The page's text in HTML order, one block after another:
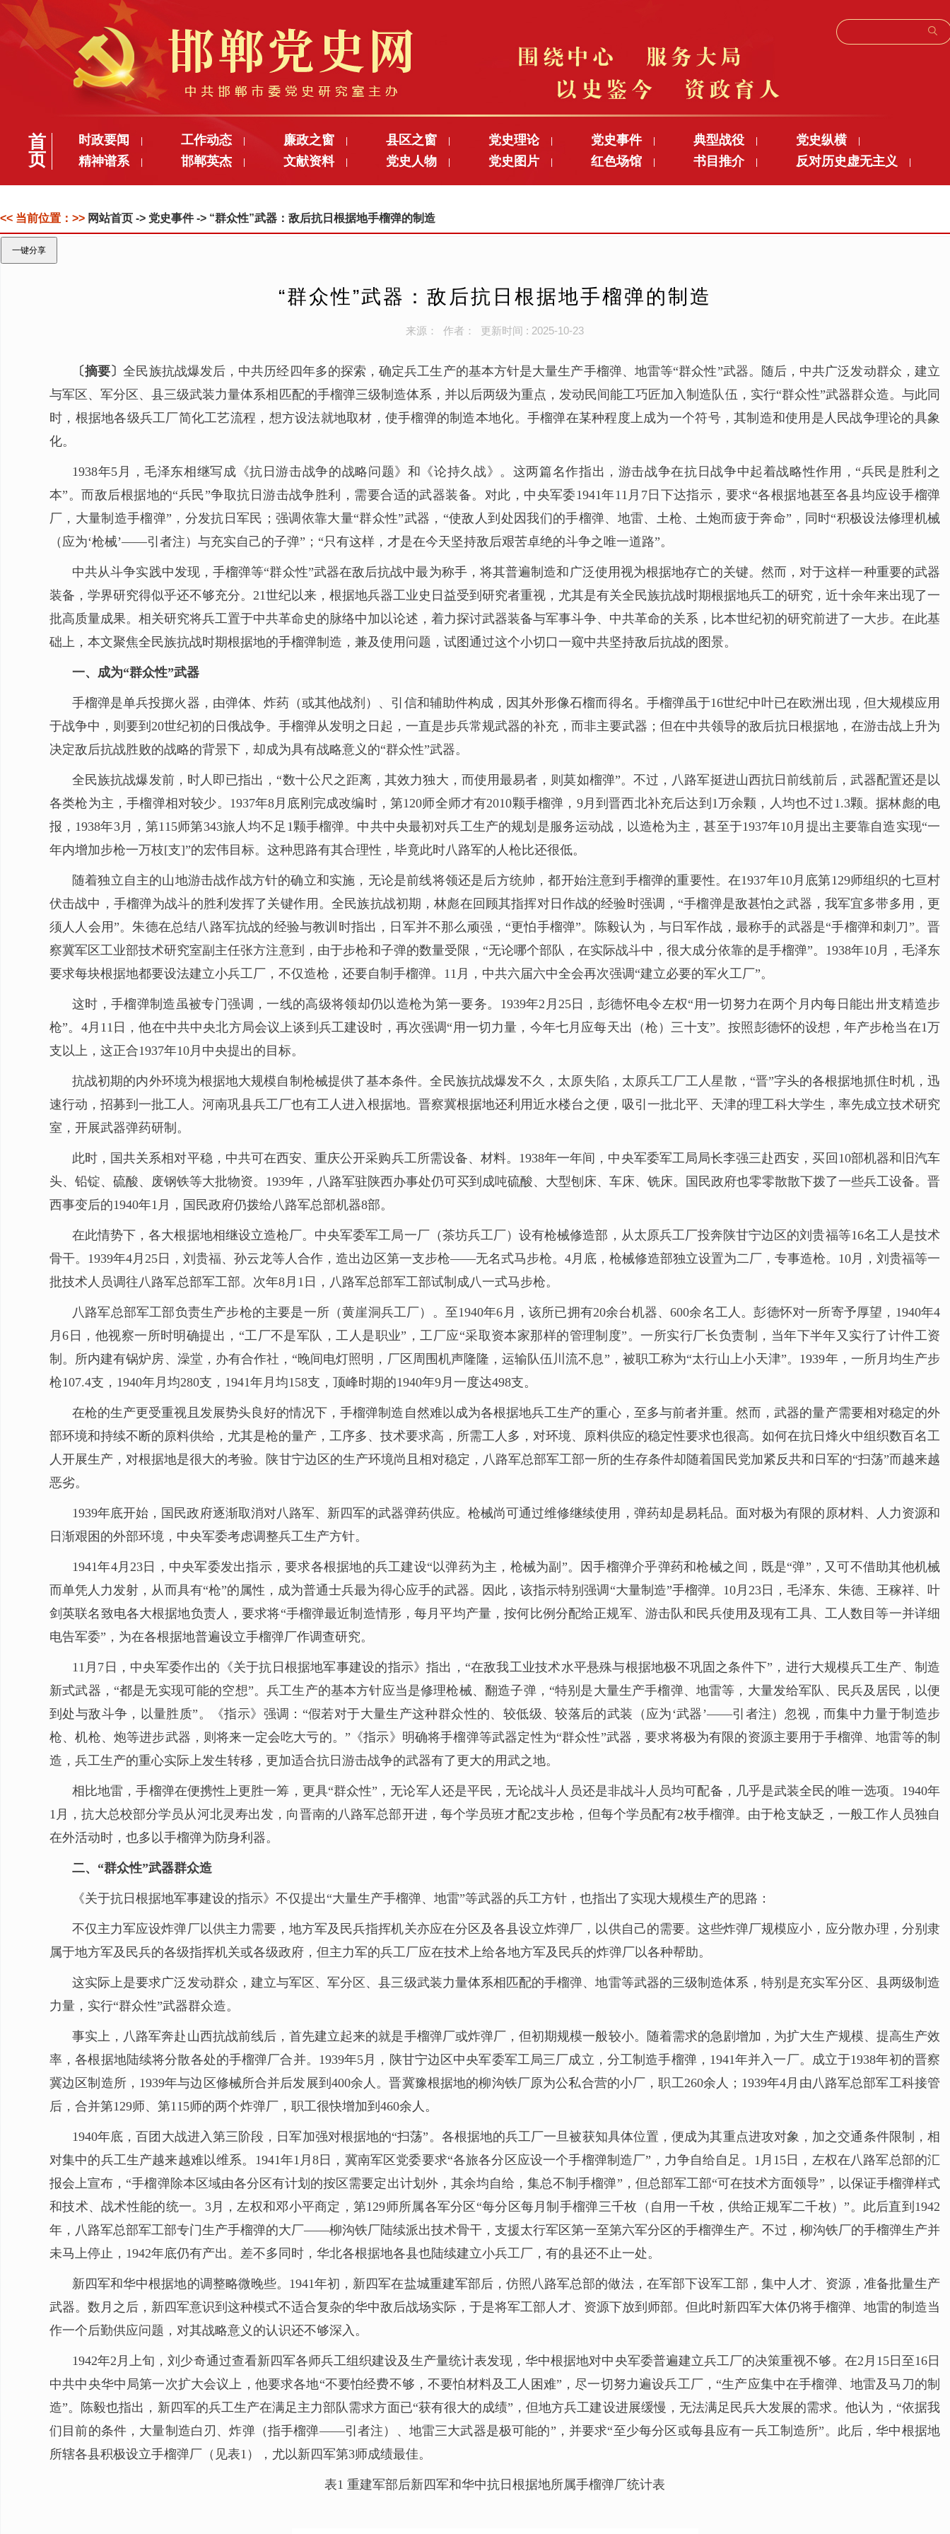
首
页
时政要闻 工作动态 廉政之窗 县区之窗 党史理论 党史事件 典型战役 党史纵横
精神谱系 邯郸英杰 文献资料 党史人物 党史图片 红色场馆 书目推介 反对历史虚无主义
<< 当前位置：>> 网站首页 -> 党史事件 -> “群众性”武器：敌后抗日根据地手榴弹的制造
一键分享
“群众性”武器：敌后抗日根据地手榴弹的制造
来源： 作者： 更新时间 : 2025-10-23
〔摘要〕全民族抗战爆发后，中共历经四年多的探索，确定兵工生产的基本方针是大量生产手榴弹、地雷等“群众性”武器。随后，中共广泛发动群众，建立
与军区、军分区、县三级武装力量体系相匹配的手榴弹三级制造体系，并以后两级为重点，发动民间能工巧匠加入制造队伍，实行“群众性”武器群众造。与此同
时，根据地各级兵工厂简化工艺流程，想方设法就地取材，使手榴弹的制造本地化。手榴弹在某种程度上成为一个符号，其制造和使用是人民战争理论的具象
化。
1938年5月，毛泽东相继写成《抗日游击战争的战略问题》和《论持久战》。这两篇名作指出，游击战争在抗日战争中起着战略性作用，“兵民是胜利之
本”。而敌后根据地的“兵民”争取抗日游击战争胜利，需要合适的武器装备。对此，中央军委1941年11月7日下达指示，要求“各根据地甚至各县均应设手榴弹
厂，大量制造手榴弹”，分发抗日军民；强调依靠大量“群众性”武器，“使敌人到处因我们的手榴弹、地雷、土枪、土炮而疲于奔命”，同时“积极设法修理机械
（应为‘枪械’——引者注）与充实自己的子弹”；“只有这样，才是在今天坚持敌后艰苦卓绝的斗争之唯一道路”。
中共从斗争实践中发现，手榴弹等“群众性”武器在敌后抗战中最为称手，将其普遍制造和广泛使用视为根据地存亡的关键。然而，对于这样一种重要的武器
装备，学界研究得似乎还不够充分。21世纪以来，根据地兵器工业史日益受到研究者重视，尤其是有关全民族抗战时期根据地兵工的研究，近十余年来出现了一
批高质量成果。相关研究将兵工置于中共革命史的脉络中加以论述，着力探讨武器装备与军事斗争、中共革命的关系，比本世纪初的研究前进了一大步。在此基
础上，本文聚焦全民族抗战时期根据地的手榴弹制造，兼及使用问题，试图通过这个小切口一窥中共坚持敌后抗战的图景。
一、成为“群众性”武器
手榴弹是单兵投掷火器，由弹体、炸药（或其他战剂）、引信和辅助件构成，因其外形像石榴而得名。手榴弹虽于16世纪中叶已在欧洲出现，但大规模应用
于战争中，则要到20世纪初的日俄战争。手榴弹从发明之日起，一直是步兵常规武器的补充，而非主要武器；但在中共领导的敌后抗日根据地，在游击战上升为
决定敌后抗战胜败的战略的背景下，却成为具有战略意义的“群众性”武器。
全民族抗战爆发前，时人即已指出，“数十公尺之距离，其效力独大，而使用最易者，则莫如榴弹”。不过，八路军挺进山西抗日前线前后，武器配置还是以
各类枪为主，手榴弹相对较少。1937年8月底刚完成改编时，第120师全师才有2010颗手榴弹，9月到晋西北补充后达到1万余颗，人均也不过1.3颗。据林彪的电
报，1938年3月，第115师第343旅人均不足1颗手榴弹。中共中央最初对兵工生产的规划是服务运动战，以造枪为主，甚至于1937年10月提出主要靠自造实现“一
年内增加步枪一万枝[支]”的宏伟目标。这种思路有其合理性，毕竟此时八路军的人枪比还很低。
随着独立自主的山地游击战作战方针的确立和实施，无论是前线将领还是后方统帅，都开始注意到手榴弹的重要性。在1937年10月底第129师组织的七亘村
伏击战中，手榴弹为战斗的胜利发挥了关键作用。全民族抗战初期，林彪在回顾其指挥对日作战的经验时强调，“手榴弹是敌甚怕之武器，我军宜多带多用，更
须人人会用”。朱德在总结八路军抗战的经验与教训时指出，日军并不那么顽强，“更怕手榴弹”。陈毅认为，与日军作战，最称手的武器是“手榴弹和刺刀”。晋
察冀军区工业部技术研究室副主任张方注意到，由于步枪和子弹的数量受限，“无论哪个部队，在实际战斗中，很大成分依靠的是手榴弹”。1938年10月，毛泽东
要求每块根据地都要设法建立小兵工厂，不仅造枪，还要自制手榴弹。11月，中共六届六中全会再次强调“建立必要的军火工厂”。
这时，手榴弹制造虽被专门强调，一线的高级将领却仍以造枪为第一要务。1939年2月25日，彭德怀电令左权“用一切努力在两个月内每日能出卅支精造步
枪”。4月11日，他在中共中央北方局会议上谈到兵工建设时，再次强调“用一切力量，今年七月应每天出（枪）三十支”。按照彭德怀的设想，年产步枪当在1万
支以上，这正合1937年10月中央提出的目标。
抗战初期的内外环境为根据地大规模自制枪械提供了基本条件。全民族抗战爆发不久，太原失陷，太原兵工厂工人星散，“晋”字头的各根据地抓住时机，迅
速行动，招募到一批工人。河南巩县兵工厂也有工人进入根据地。晋察冀根据地还利用近水楼台之便，吸引一批北平、天津的理工科大学生，率先成立技术研究
室，开展武器弹药研制。
此时，国共关系相对平稳，中共可在西安、重庆公开采购兵工所需设备、材料。1938年一年间，中央军委军工局局长李强三赴西安，买回10部机器和旧汽车
头、铅锭、硫酸、废钢铁等大批物资。1939年，八路军驻陕西办事处仍可买到成吨硫酸、大型刨床、车床、铣床。国民政府也零零散散下拨了一些兵工设备。晋
西事变后的1940年1月，国民政府仍拨给八路军总部机器8部。
在此情势下，各大根据地相继设立造枪厂。中央军委军工局一厂（茶坊兵工厂）设有枪械修造部，从太原兵工厂投奔陕甘宁边区的刘贵福等16名工人是技术
骨干。1939年4月25日，刘贵福、孙云龙等人合作，造出边区第一支步枪——无名式马步枪。4月底，枪械修造部独立设置为二厂，专事造枪。10月，刘贵福等一
批技术人员调往八路军总部军工部。次年8月1日，八路军总部军工部试制成八一式马步枪。
八路军总部军工部负责生产步枪的主要是一所（黄崖洞兵工厂）。至1940年6月，该所已拥有20余台机器、600余名工人。彭德怀对一所寄予厚望，1940年4
月6日，他视察一所时明确提出，“工厂不是军队，工人是职业”，工厂应“采取资本家那样的管理制度”。一所实行厂长负责制，当年下半年又实行了计件工资
制。所内建有锅炉房、澡堂，办有合作社，“晚间电灯照明，厂区周围机声隆隆，运输队伍川流不息”，被职工称为“太行山上小天津”。1939年，一所月均生产步
枪107.4支，1940年月均280支，1941年月均158支，顶峰时期的1940年9月一度达498支。
在枪的生产更受重视且发展势头良好的情况下，手榴弹制造自然难以成为各根据地兵工生产的重心，至多与前者并重。然而，武器的量产需要相对稳定的外
部环境和持续不断的原料供给，尤其是枪的量产，工序多、技术要求高，所需工人多，对环境、原料供应的稳定性要求也很高。如何在抗日烽火中组织数百名工
人开展生产，对根据地是很大的考验。陕甘宁边区的生产环境尚且相对稳定，八路军总部军工部一所的生存条件却随着国民党加紧反共和日军的“扫荡”而越来越
恶劣。
1939年底开始，国民政府逐渐取消对八路军、新四军的武器弹药供应。枪械尚可通过维修继续使用，弹药却是易耗品。面对极为有限的原材料、人力资源和
日渐艰困的外部环境，中央军委考虑调整兵工生产方针。
1941年4月23日，中央军委发出指示，要求各根据地的兵工建设“以弹药为主，枪械为副”。因手榴弹介乎弹药和枪械之间，既是“弹”，又可不借助其他机械
而单凭人力发射，从而具有“枪”的属性，成为普通士兵最为得心应手的武器。因此，该指示特别强调“大量制造”手榴弹。10月23日，毛泽东、朱德、王稼祥、叶
剑英联名致电各大根据地负责人，要求将“手榴弹最近制造情形，每月平均产量，按何比例分配给正规军、游击队和民兵使用及现有工具、工人数目等一并详细
电告军委”，为在各根据地普遍设立手榴弹厂作调查研究。
11月7日，中央军委作出的《关于抗日根据地军事建设的指示》指出，“在敌我工业技术水平悬殊与根据地极不巩固之条件下”，进行大规模兵工生产、制造
新式武器，“都是无实现可能的空想”。兵工生产的基本方针应当是修理枪械、翻造子弹，“特别是大量生产手榴弹、地雷等，大量发给军队、民兵及居民，以便
到处与敌斗争，以量胜质”。《指示》强调：“假若对于大量生产这种群众性的、较低级、较落后的武装（应为‘武器’——引者注）忽视，而集中力量于制造步
枪、机枪、炮等进步武器，则将来一定会吃大亏的。”《指示》明确将手榴弹等武器定性为“群众性”武器，要求将极为有限的资源主要用于手榴弹、地雷等的制
造，兵工生产的重心实际上发生转移，更加适合抗日游击战争的武器有了更大的用武之地。
相比地雷，手榴弹在便携性上更胜一筹，更具“群众性”，无论军人还是平民，无论战斗人员还是非战斗人员均可配备，几乎是武装全民的唯一选项。1940年
1月，抗大总校部分学员从河北灵寿出发，向晋南的八路军总部开进，每个学员班才配2支步枪，但每个学员配有2枚手榴弹。由于枪支缺乏，一般工作人员独自
在外活动时，也多以手榴弹为防身利器。
二、“群众性”武器群众造
《关于抗日根据地军事建设的指示》不仅提出“大量生产手榴弹、地雷”等武器的兵工方针，也指出了实现大规模生产的思路：
不仅主力军应设炸弹厂以供主力需要，地方军及民兵指挥机关亦应在分区及各县设立炸弹厂，以供自己的需要。这些炸弹厂规模应小，应分散办理，分别隶
属于地方军及民兵的各级指挥机关或各级政府，但主力军的兵工厂应在技术上给各地方军及民兵的炸弹厂以各种帮助。
这实际上是要求广泛发动群众，建立与军区、军分区、县三级武装力量体系相匹配的手榴弹、地雷等武器的三级制造体系，特别是充实军分区、县两级制造
力量，实行“群众性”武器群众造。
事实上，八路军奔赴山西抗战前线后，首先建立起来的就是手榴弹厂或炸弹厂，但初期规模一般较小。随着需求的急剧增加，为扩大生产规模、提高生产效
率，各根据地陆续将分散各处的手榴弹厂合并。1939年5月，陕甘宁边区中央军委军工局三厂成立，分工制造手榴弹，1941年并入一厂。成立于1938年初的晋察
冀边区制造所，1939年与边区修械所合并后发展到400余人。晋冀豫根据地的柳沟铁厂原为公私合营的小厂，职工260余人；1939年4月由八路军总部军工科接管
后，合并第129师、第115师的两个炸弹厂，职工很快增加到460余人。
1940年底，百团大战进入第三阶段，日军加强对根据地的“扫荡”。各根据地的兵工厂一旦被获知具体位置，便成为其重点进攻对象，加之交通条件限制，相
对集中的兵工生产越来越难以维系。1941年1月8日，冀南军区党委要求“各旅各分区应设一个手榴弹制造厂”，力争自给自足。1月15日，左权在八路军总部的汇
报会上宣布，“手榴弹除本区域由各分区有计划的按区需要定出计划外，其余均自给，集总不制手榴弹”，但总部军工部“可在技术方面领导”，以保证手榴弹样式
和技术、战术性能的统一。3月，左权和邓小平商定，第129师所属各军分区“每分区每月制手榴弹三千枚（自用一千枚，供给正规军二千枚）”。此后直到1942
年，八路军总部军工部专门生产手榴弹的大厂——柳沟铁厂陆续派出技术骨干，支援太行军区第一至第六军分区的手榴弹生产。不过，柳沟铁厂的手榴弹生产并
未马上停止，1942年底仍有产出。差不多同时，华北各根据地各县也陆续建立小兵工厂，有的县还不止一处。
新四军和华中根据地的调整略微晚些。1941年初，新四军在盐城重建军部后，仿照八路军总部的做法，在军部下设军工部，集中人才、资源，准备批量生产
武器。数月之后，新四军意识到这种模式不适合复杂的华中敌后战场实际，于是将军工部人才、资源下放到师部。但此时新四军大体仍将手榴弹、地雷的制造当
作一个后勤供应问题，对其战略意义的认识还不够深入。
1942年2月上旬，刘少奇通过查看新四军各师兵工组织建设及生产量统计表发现，华中根据地对中央军委普遍建立兵工厂的决策重视不够。在2月15日至16日
中共中央华中局第一次扩大会议上，他要求各地“不要怕经费不够，不要怕材料及工人困难”，尽一切努力遍设兵工厂，“生产应集中在手榴弹、地雷及马刀的制
造”。陈毅也指出，新四军的兵工生产在满足主力部队需求方面已“获有很大的成绩”，但地方兵工建设进展缓慢，无法满足民兵大发展的需求。他认为，“依据我
们目前的条件，大量制造白刃、炸弹（指手榴弹——引者注）、地雷三大武器是极可能的”，并要求“至少每分区或每县应有一兵工制造所”。此后，华中根据地
所辖各县积极设立手榴弹厂（见表1），尤以新四军第3师成绩最佳。
表1 重建军部后新四军和华中抗日根据地所属手榴弹厂统计表